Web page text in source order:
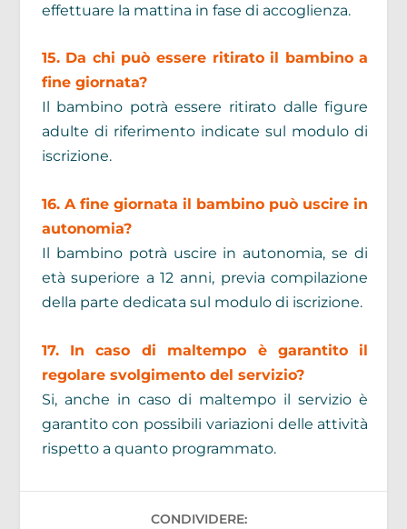
effettuare la mattina in fase di accoglienza.
15. Da chi può essere ritirato il bambino a
fine giornata?
Il bambino potrà essere ritirato dalle figure
adulte di riferimento indicate sul modulo di
iscrizione.
16. A fine giornata il bambino può uscire in
autonomia?
Il bambino potrà uscire in autonomia, se di
età superiore a 12 anni, previa compilazione
della parte dedicata sul modulo di iscrizione.
17. In caso di maltempo è garantito il
regolare svolgimento del servizio?
Si, anche in caso di maltempo il servizio è
garantito con possibili variazioni delle attività
rispetto a quanto programmato.
CONDIVIDERE: